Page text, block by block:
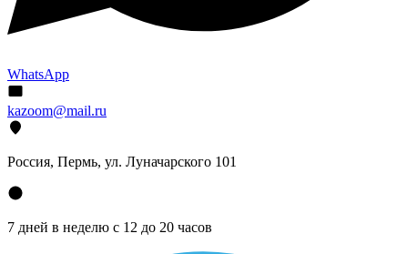
WhatsApp
kazoom@mail.ru
Россия, Пермь, ул. Луначарского 101
7 дней в неделю с 12 до 20 часов